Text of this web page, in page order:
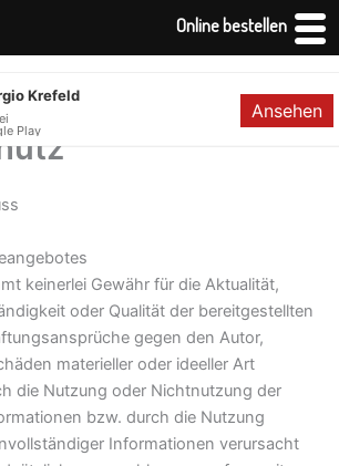
keinerlei Gewähr für die Aktualität,
oder Qualität der bereitgestellten
gegen den Autor,
materieller oder ideeller Art
die Nutzung oder Nichtnutzung der
bzw. durch die Nutzung
Informationen verursacht
Online bestellen
Krefeld
Play
Ansehen